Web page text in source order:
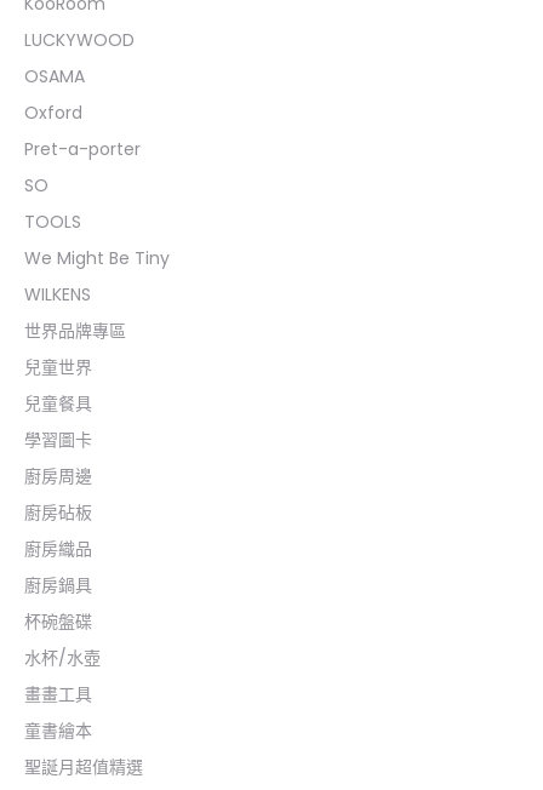
LUCKYWOOD
OSAMA
Oxford
Pret-a-porter
SO
TOOLS
We Might Be Tiny
WILKENS
世界品牌專區
兒童世界
兒童餐具
學習圖卡
廚房周邊
廚房砧板
廚房織品
廚房鍋具
杯碗盤碟
水杯/水壺
畫畫工具
童書繪本
聖誕月超值精選